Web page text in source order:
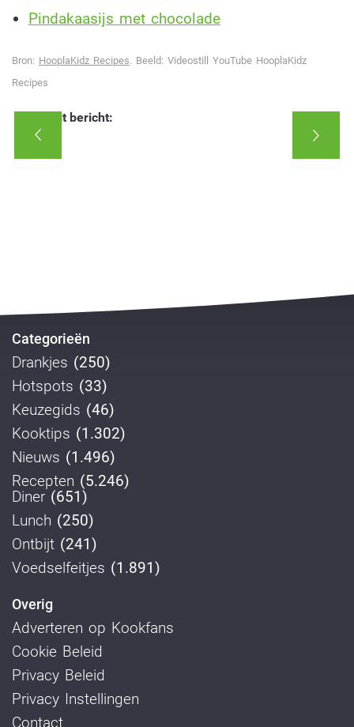
Pindakaasijs met chocolade
Bron: HooplaKidz Recipes. Beeld: Videostill YouTube HooplaKidz
Recipes
Deel dit bericht:
Categorieën
Drankjes (250)
Hotspots (33)
Keuzegids (46)
Kooktips (1.302)
Nieuws (1.496)
Recepten (5.246)
Diner (651)
Lunch (250)
Ontbijt (241)
Voedselfeitjes (1.891)
Overig
Adverteren op Kookfans
Cookie Beleid
Privacy Beleid
Privacy Instellingen
Contact